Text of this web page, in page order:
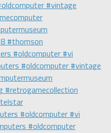
#oldcomputer #vi
#oldcomputer #vi